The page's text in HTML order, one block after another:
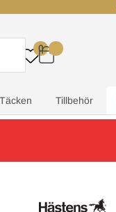
0
..
Täcken Tillbehör